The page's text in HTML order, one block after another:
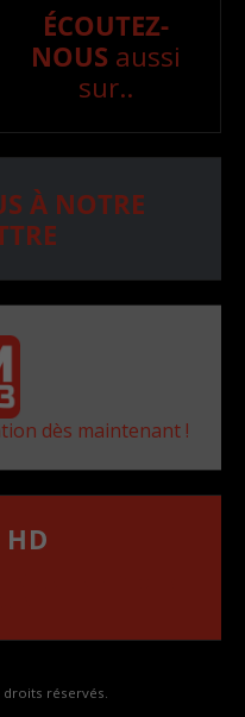
ÉCOUTEZ-
NOUS aussi
sur..
À NOTRE
dès maintenant !
réservés.